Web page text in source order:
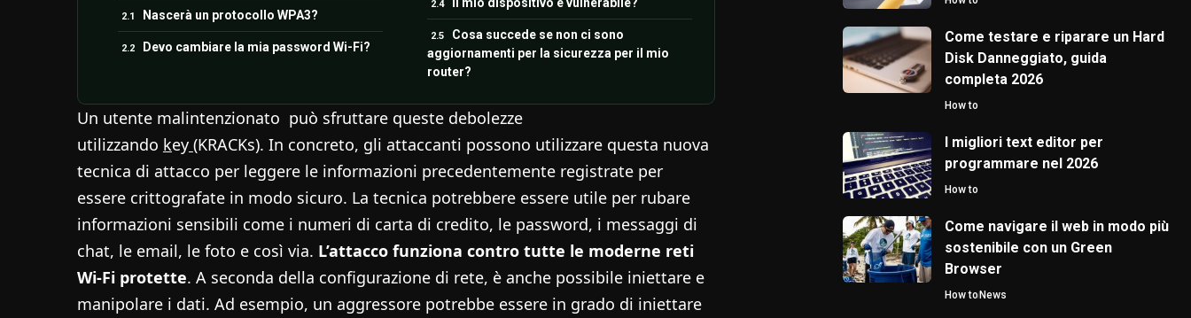
Nascerà un protocollo WPA3?
Devo cambiare la mia password Wi-Fi?
Cosa succede se non ci sono
aggiornamenti per la sicurezza per il mio
router?
Un utente malintenzionato può sfruttare queste debolezze
utilizzando key (KRACKs). In concreto, gli attaccanti possono utilizzare questa nuova
tecnica di attacco per leggere le informazioni precedentemente registrate per
essere crittografate in modo sicuro. La tecnica potrebbere essere utile per rubare
informazioni sensibili come i numeri di carta di credito, le password, i messaggi di
chat, le email, le foto e così via. L’attacco funziona contro tutte le moderne reti
Wi-Fi protette. A seconda della configurazione di rete, è anche possibile iniettare e
manipolare i dati. Ad esempio, un aggressore potrebbe essere in grado di iniettare
Come testare e riparare un Hard
Disk Danneggiato, guida
completa 2026
How to
I migliori text editor per
programmare nel 2026
How to
Come navigare il web in modo più
sostenibile con un Green
Browser
How toNews